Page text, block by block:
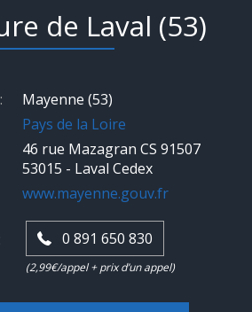
de Laval (53)
Mayenne (53)
Pays de la Loire
46 rue Mazagran CS 91507
53015 - Laval Cedex
www.mayenne.gouv.fr
0 891 650 830
(2,99€/appel + prix d’un appel)